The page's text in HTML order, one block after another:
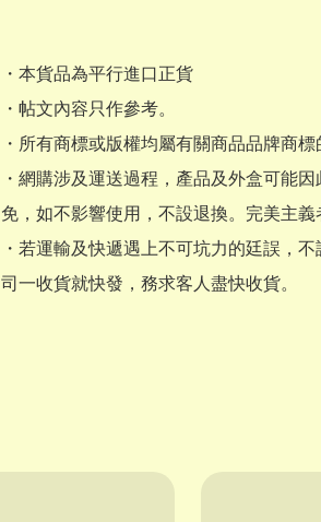
・本貨品為平行進口正貨
・帖文內容只作參考。
・所有商標或版權均屬有關商品品牌商標
・網購涉及運送過程，產品及外盒可能
免，如不影響使用，不設退換。完美主義
・若運輸及快遞遇上不可坑力的廷誤，
司一收貨就快發，務求客人盡快收貨。